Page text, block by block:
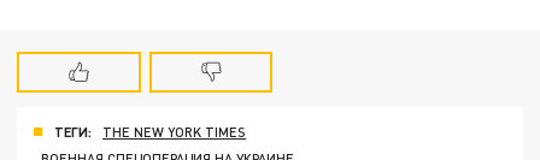
ТЕГИ:
THE NEW YORK TIMES